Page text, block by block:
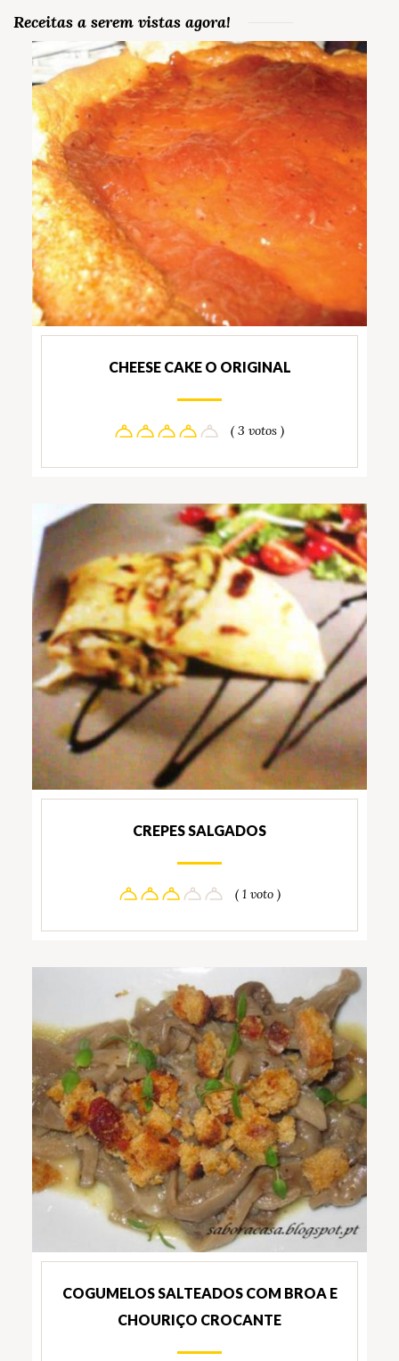
Receitas a serem vistas agora!
CHEESE CAKE O ORIGINAL
( 3 votos )
CREPES SALGADOS
( 1 voto )
COGUMELOS SALTEADOS COM BROA E
CHOURIÇO CROCANTE